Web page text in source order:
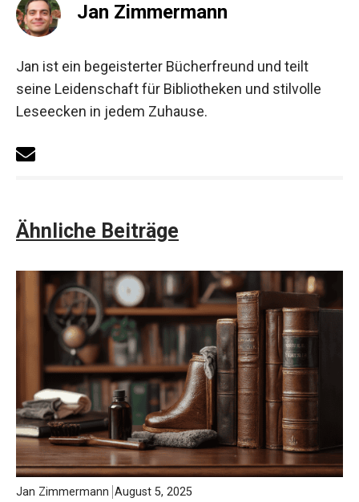
Jan Zimmermann
Jan ist ein begeisterter Bücherfreund und teilt
seine Leidenschaft für Bibliotheken und stilvolle
Leseecken in jedem Zuhause.
Ähnliche Beiträge
Jan Zimmermann August 5, 2025